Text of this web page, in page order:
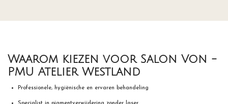
Waarom kiezen voor Salon Von -
PMU Atelier Westland
Professionele, hygiënische en ervaren behandeling